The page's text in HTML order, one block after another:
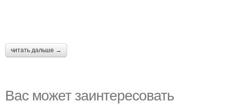
читать дальше →
Вас может заинтересовать